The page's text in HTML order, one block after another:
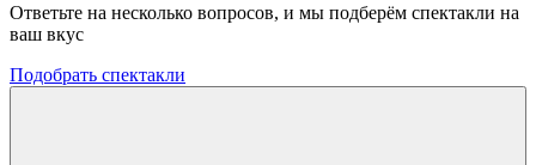
Ответьте на несколько вопросов, и мы подберём спектакли на
ваш вкус
Подобрать спектакли